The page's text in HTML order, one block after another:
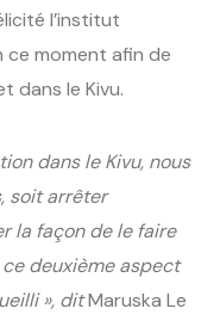
l’institut
ce moment afin de
dans le Kivu.
dans le Kivu, nous
soit arrêter
la façon de le faire
deuxième aspect
», ditMaruska Le